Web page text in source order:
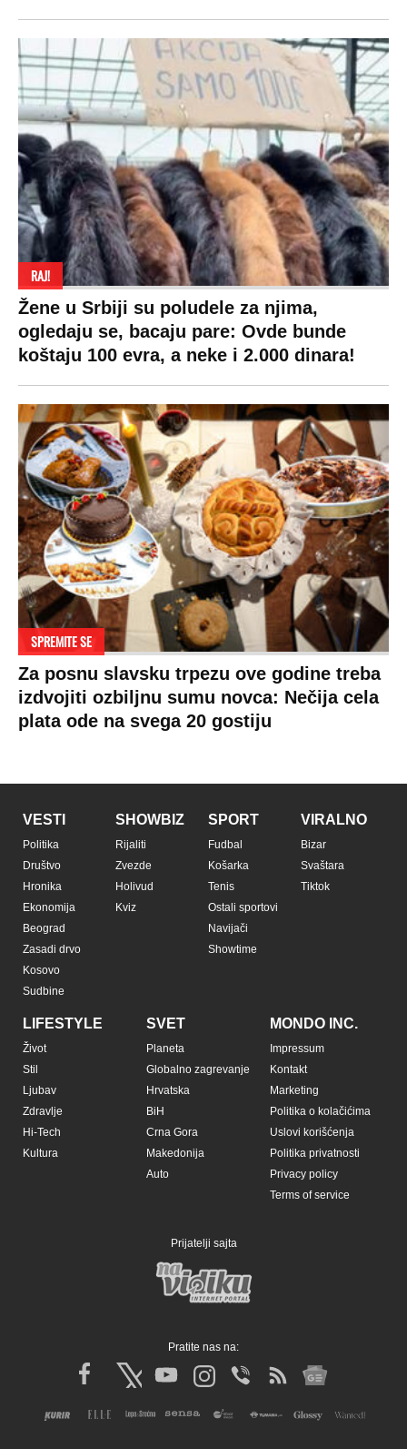
RAJ!
Žene u Srbiji su poludele za njima,
ogledaju se, bacaju pare: Ovde bunde
koštaju 100 evra, a neke i 2.000 dinara!
SPREMITE SE
Za posnu slavsku trpezu ove godine treba
izdvojiti ozbiljnu sumu novca: Nečija cela
plata ode na svega 20 gostiju
VESTI
Politika
Društvo
Hronika
Ekonomija
Beograd
Zasadi drvo
Kosovo
Sudbine
SHOWBIZ
Rijaliti
Zvezde
Holivud
Kviz
SPORT
Fudbal
Košarka
Tenis
Ostali sportovi
Navijači
Showtime
VIRALNO
Bizar
Svaštara
Tiktok
LIFESTYLE
Život
Stil
Ljubav
Zdravlje
Hi-Tech
Kultura
SVET
Planeta
Globalno zagrevanje
Hrvatska
BiH
Crna Gora
Makedonija
Auto
MONDO INC.
Impressum
Kontakt
Marketing
Politika o kolačićima
Uslovi korišćenja
Politika privatnosti
Privacy policy
Terms of service
Prijatelji sajta
Pratite nas na: